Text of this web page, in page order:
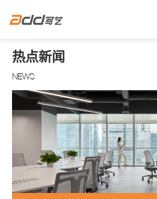
热点新闻
NEWS